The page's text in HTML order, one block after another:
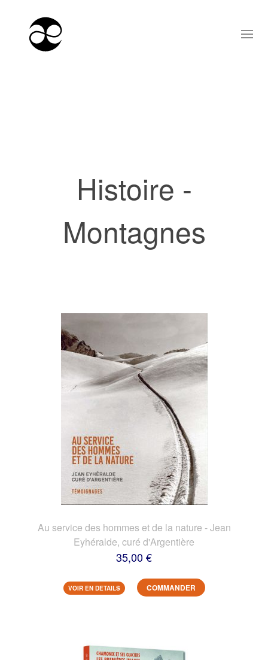
Histoire -
Montagnes
Au service des hommes et de la nature - Jean
Eyhéralde, curé d'Argentière
35,00 €
VOIR EN DETAILS COMMANDER